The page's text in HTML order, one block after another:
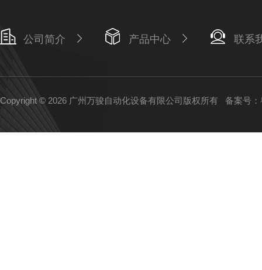
公司简介 产品中心 联系
Copyright © 2026 广州万骏自动化设备有限公司版权所有 备案号